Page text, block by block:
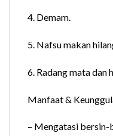
4. Demam.
5. Nafsu makan
6. Radang mata dan
Manfaat &
– Mengatasi bersin-